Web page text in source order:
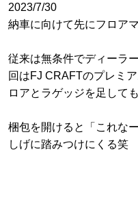
2023/7/30
納車に向けて先にフロア
従来は無条件でディーラ
回はFJ CRAFTのプレミ
ロアとラゲッジを足して
梱包を開けると「これな
しげに踏みつけにくる笑